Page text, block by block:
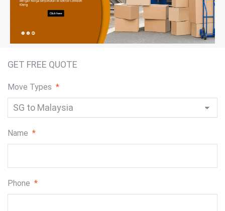
GET FREE QUOTE
Move Types *
Name *
Phone *